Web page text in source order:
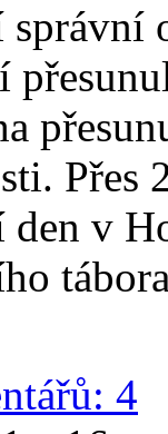
Přes
den v
4